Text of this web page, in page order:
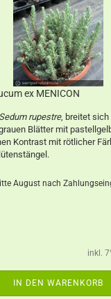
ex MENICON
Sedum rupestre, breitet
Blätter mit
Kontrast mit rötlicher
August nach
inkl.
IN DEN WARENKORB